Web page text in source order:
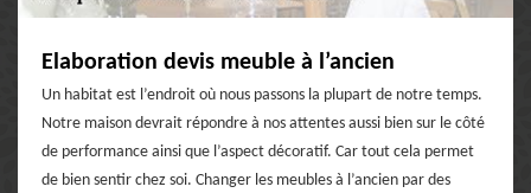
Elaboration devis meuble à l’ancien
Un habitat est l’endroit où nous passons la plupart de notre temps.
Notre maison devrait répondre à nos attentes aussi bien sur le côté
de performance ainsi que l’aspect décoratif. Car tout cela permet
de bien sentir chez soi. Changer les meubles à l’ancien par des